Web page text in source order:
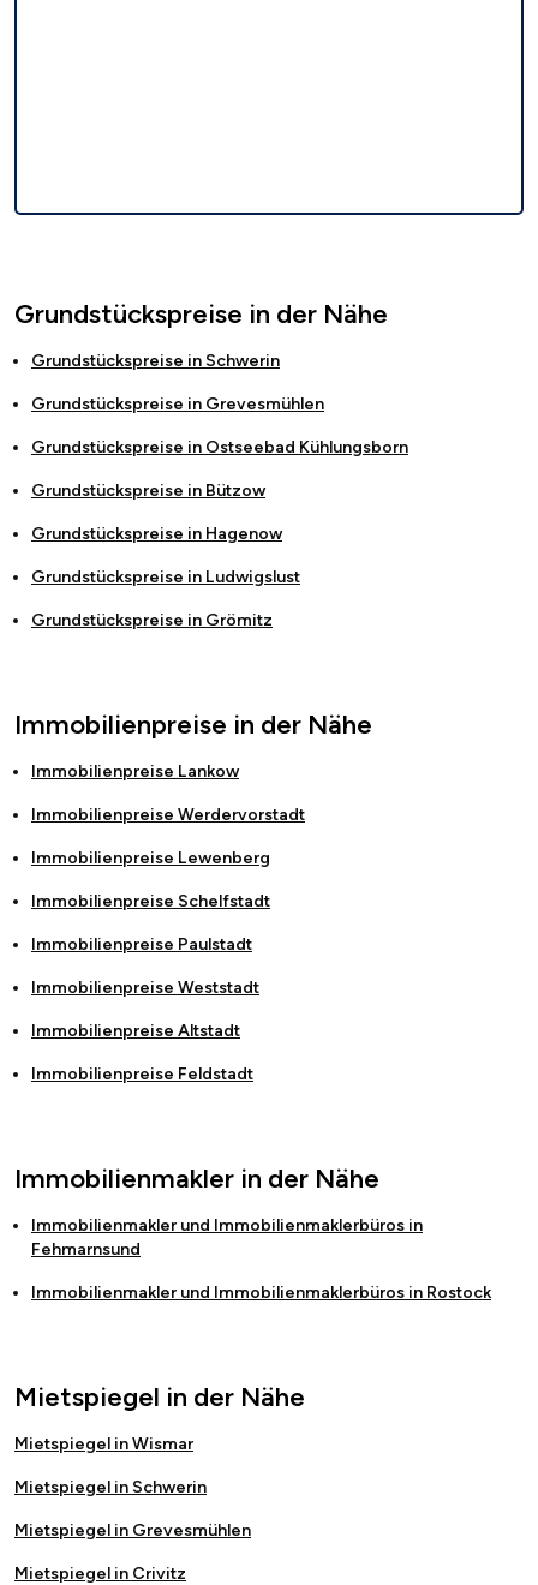
Grundstückspreise in der Nähe
Grundstückspreise in Schwerin
Grundstückspreise in Grevesmühlen
Grundstückspreise in Ostseebad Kühlungsborn
Grundstückspreise in Bützow
Grundstückspreise in Hagenow
Grundstückspreise in Ludwigslust
Grundstückspreise in Grömitz
Immobilienpreise in der Nähe
Immobilienpreise Lankow
Immobilienpreise Werdervorstadt
Immobilienpreise Lewenberg
Immobilienpreise Schelfstadt
Immobilienpreise Paulstadt
Immobilienpreise Weststadt
Immobilienpreise Altstadt
Immobilienpreise Feldstadt
Immobilienmakler in der Nähe
Immobilienmakler und Immobilienmaklerbüros in
Fehmarnsund
Immobilienmakler und Immobilienmaklerbüros in Rostock
Mietspiegel in der Nähe
Mietspiegel in Wismar
Mietspiegel in Schwerin
Mietspiegel in Grevesmühlen
Mietspiegel in Crivitz